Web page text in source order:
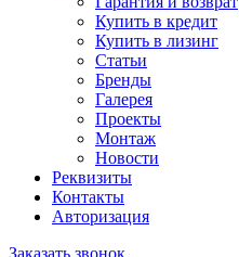
Купить в кредит
Купить в лизинг
Статьи
Бренды
Галерея
Проекты
Монтаж
Новости
Реквизиты
Контакты
Авторизация
Заказать звонок